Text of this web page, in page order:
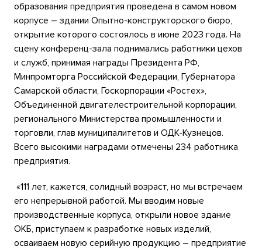
образования предприятия проведена в самом новом
корпусе – здании Опытно-конструкторского бюро,
открытие которого состоялось в июне 2023 года. На
сцену конференц-зала поднимались работники цехов
и служб, принимая награды Президента РФ,
Минпромторга Российской Федерации, Губернатора
Самарской области, Госкорпорации «Ростех»,
Объединенной двигателестроительной корпорации,
регионального Министерства промышленности и
торговли, глав муниципалитетов и ОДК-Кузнецов.
Всего высокими наградами отмечены 234 работника
предприятия.
«111 лет, кажется, солидный возраст, но мы встречаем
его непрерывной работой. Мы вводим новые
производственные корпуса, открыли новое здание
ОКБ, приступаем к разработке новых изделий,
осваиваем новую серийную продукцию – предприятие